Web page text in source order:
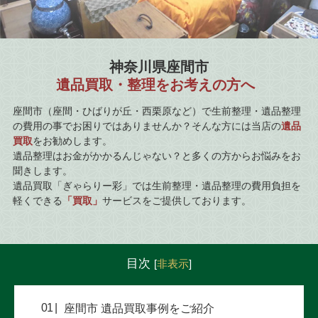
神奈川県座間市
遺品買取・整理をお考えの方へ
座間市（座間・ひばりが丘・西栗原など）で生前整理・遺品整理
の費用の事でお困りではありませんか？そんな方には当店の遺品
買取をお勧めします。
遺品整理はお金がかかるんじゃない？と多くの方からお悩みをお
聞きします。
遺品買取「ぎゃらりー彩」では生前整理・遺品整理の費用負担を
軽くできる
「買取」 サービスをご提供しております。
目次 [非表示]
座間市 遺品買取事例をご紹介